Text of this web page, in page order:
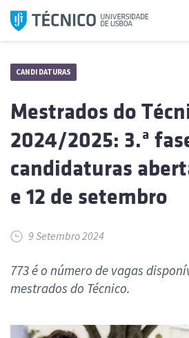
Saltar
para
CANDIDATURAS
Mestrados do
2024/2025: 3.ª
candidaturas
e 12 de setembro
9 Setembro 2024
773 é o número de vagas
mestrados do Técnico.